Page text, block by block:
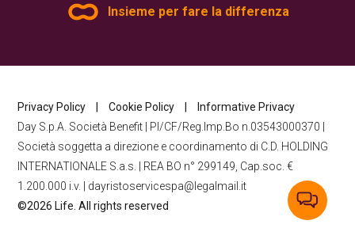
Insieme per fare la differenza
Privacy Policy | Cookie Policy |
Informative Privacy
Day S.p.A. Società Benefit | PI/CF/Reg.Imp.Bo n.03543000370 |
Società soggetta a direzione e coordinamento di C.D. HOLDING
INTERNATIONALE S.a.s. | REA BO n° 299149, Cap.soc. €
1.200.000 i.v. | dayristoservicespa@legalmail.it
©2026 Life. All rights reserved